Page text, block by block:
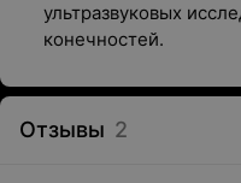
ультразвуковых
конечностей.
Отзывы 2